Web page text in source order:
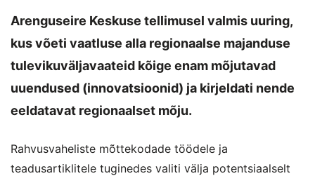
Arenguseire Keskuse tellimusel valmis uuring,
kus võeti vaatluse alla regionaalse majanduse
tulevikuväljavaateid kõige enam mõjutavad
uuendused (innovatsioonid) ja kirjeldati nende
eeldatavat regionaalset mõju.
Rahvusvaheliste mõttekodade töödele ja
teadusartiklitele tuginedes valiti välja potentsiaalselt